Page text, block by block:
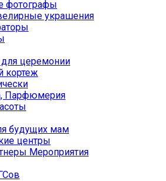
фотографы
украшения
церемонии
кортеж
Парфюмерия
будущих мам
центры
Мероприятия